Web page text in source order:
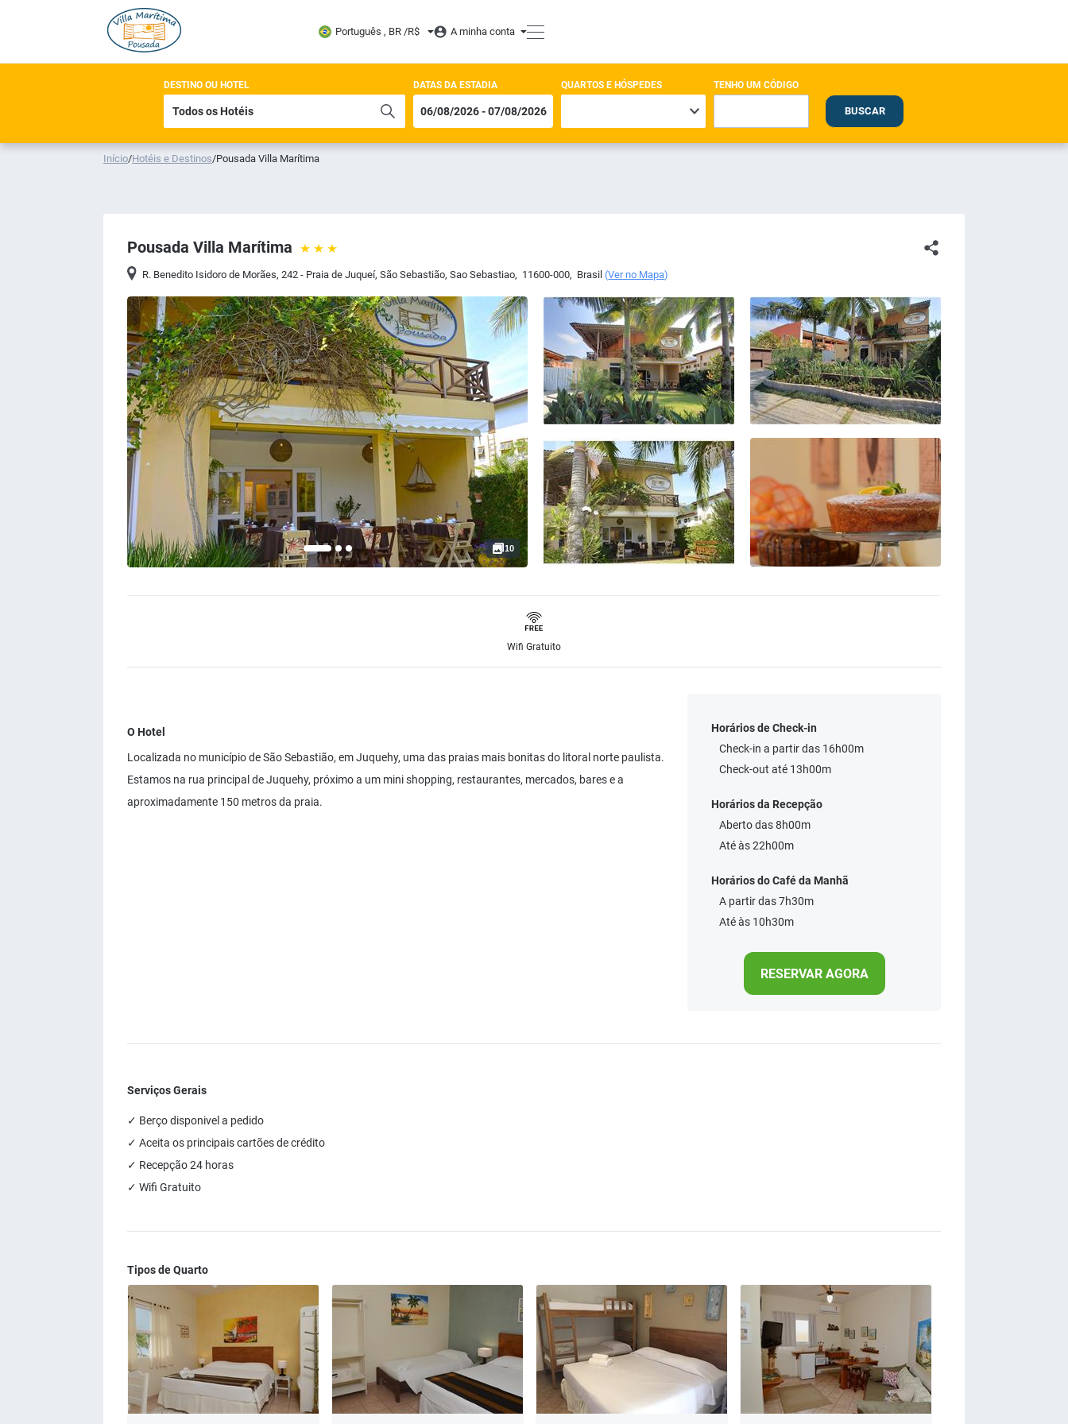
Português , BR /R$ A minha conta
DESTINO OU HOTEL DATAS DA ESTADIA QUARTOS E HÓSPEDES TENHO UM CÓDIGO
BUSCAR
Início/Hotéis e Destinos/Pousada Villa Marítima
Pousada Villa Marítima
R. Benedito Isidoro de Morães, 242 - Praia de Juqueí, São Sebastião,Sao Sebastiao, 11600-000, Brasil (Ver no Mapa)
10
Wifi Gratuito
O Hotel
Localizada no município de São Sebastião, em Juquehy, uma das praias mais bonitas do litoral norte paulista.
Estamos na rua principal de Juquehy, próximo a um mini shopping, restaurantes, mercados, bares e a
aproximadamente 150 metros da praia.
Horários de Check-in
Check-in a partir das 16h00m
Check-out até 13h00m
Horários da Recepção
Aberto das 8h00m
Até às 22h00m
Horários do Café da Manhã
A partir das 7h30m
Até às 10h30m
RESERVAR AGORA
Serviços Gerais
✓ Berço disponivel a pedido
✓ Aceita os principais cartões de crédito
✓ Recepção 24 horas
✓ Wifi Gratuito
Tipos de Quarto